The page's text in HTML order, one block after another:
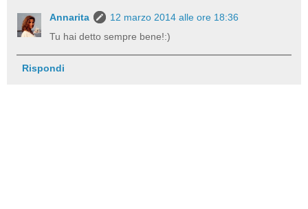
Annarita
12 marzo 2014 alle ore 18:36
Tu hai detto sempre bene!:)
Rispondi